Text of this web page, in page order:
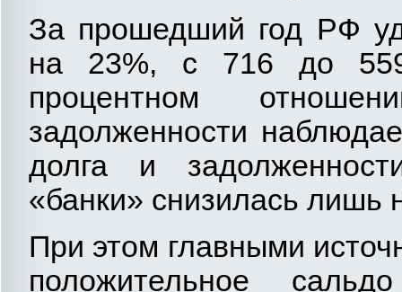
За прошедший год РФ
на 23%, с 716 до
процентном
задолженности
долга и
«банки» снизилась лишь
При этом главными
положительное